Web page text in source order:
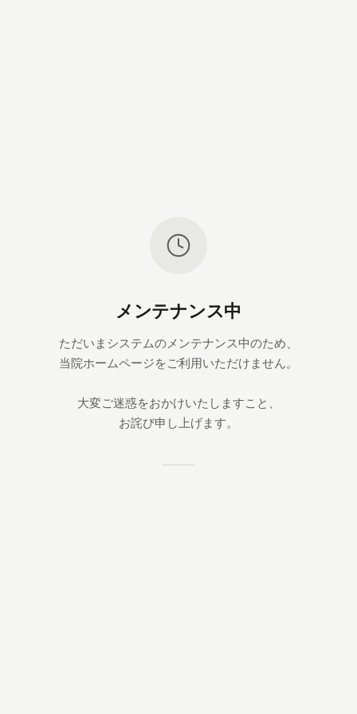
メンテナンス中
ただいまシステムのメンテナンス中のため、
当院ホームページをご利用いただけません。
大変ご迷惑をおかけいたしますこと、
お詫び申し上げます。